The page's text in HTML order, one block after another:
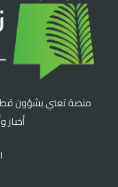
منصة تعني بشؤون